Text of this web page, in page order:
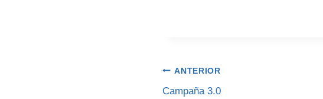
Navegación
de
ANTERIOR
Campaña 3.0